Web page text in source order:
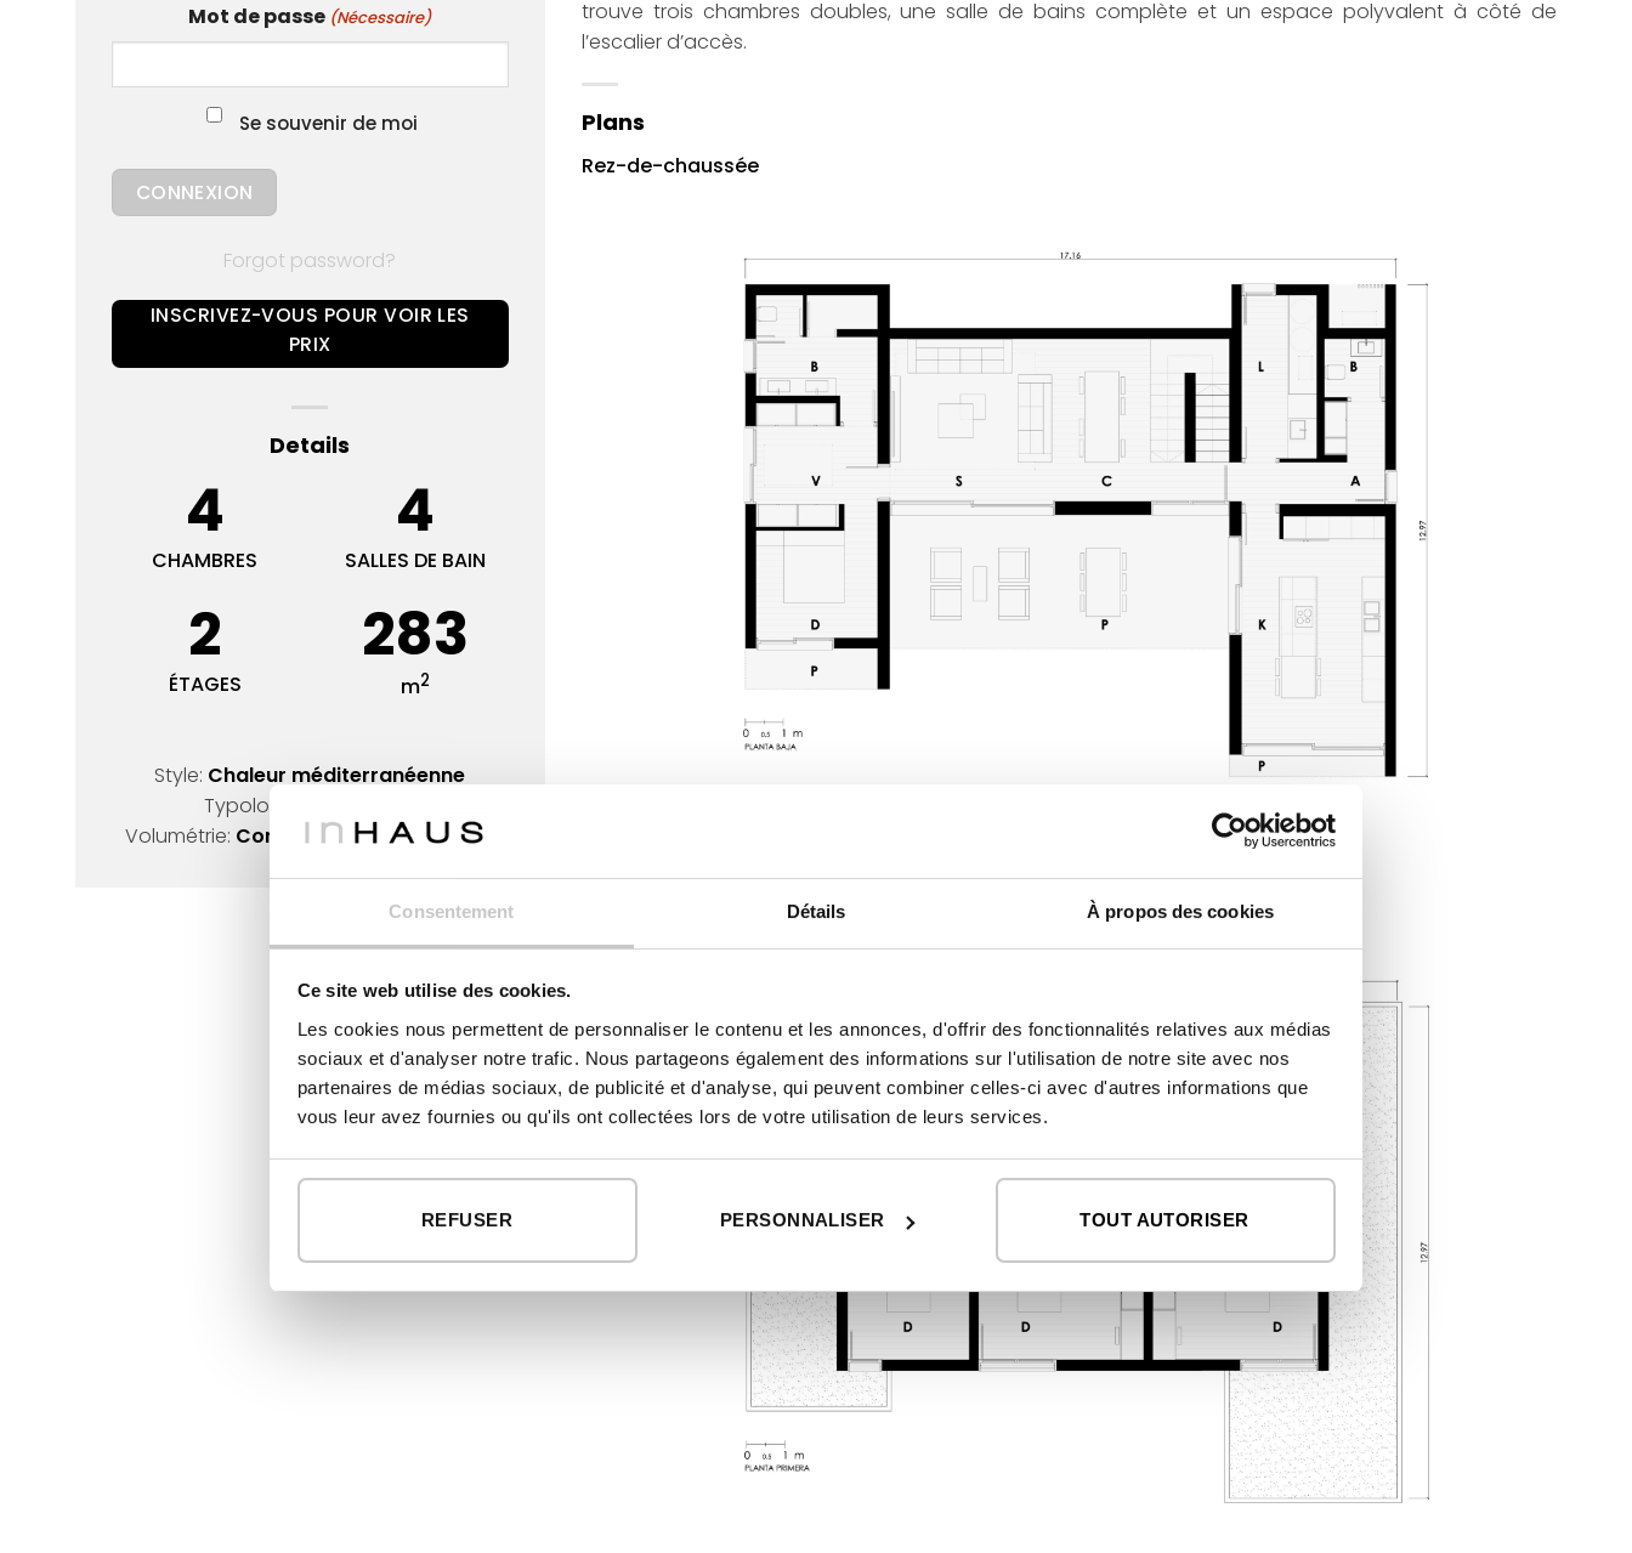
Consentement Détails À propos des cookies
Ce site web utilise des cookies.
Les cookies nous permettent de personnaliser le contenu et les annonces, d'offrir des fonctionnalités relatives aux médias
sociaux et d'analyser notre trafic. Nous partageons également des informations sur l'utilisation de notre site avec nos
partenaires de médias sociaux, de publicité et d'analyse, qui peuvent combiner celles-ci avec d'autres informations que
vous leur avez fournies ou qu'ils ont collectées lors de votre utilisation de leurs services.
REFUSER PERSONNALISER TOUT AUTORISER
Mot de passe (Nécessaire)
Se souvenir de moi
Forgot password?
INSCRIVEZ-VOUS POUR VOIR LES
PRIX
Details
4
CHAMBRES
4
SALLES DE BAIN
2
ÉTAGES
283
m2
Style: Chaleur méditerranéenne
Typologie:
Volumétrie: Conception en forme de L
trouve trois chambres doubles, une salle de bains complète et un espace polyvalent à côté de
l’escalier d’accès.
Plans
Rez-de-chaussée
Premier étage